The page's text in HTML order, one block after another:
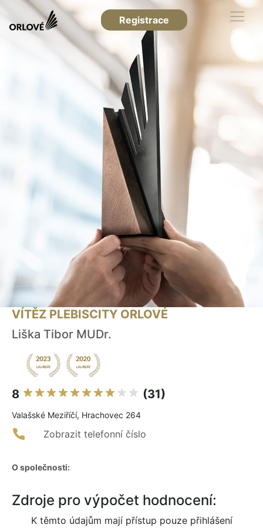
Registrace
VÍTĚZ PLEBISCITY ORLOVÉ
Liška Tibor MUDr.
8 (31)
Valašské Meziříčí, Hrachovec 264
Zobrazit telefonní číslo
O společnosti:
Zdroje pro výpočet hodnocení:
K těmto údajům mají přístup pouze přihlášení